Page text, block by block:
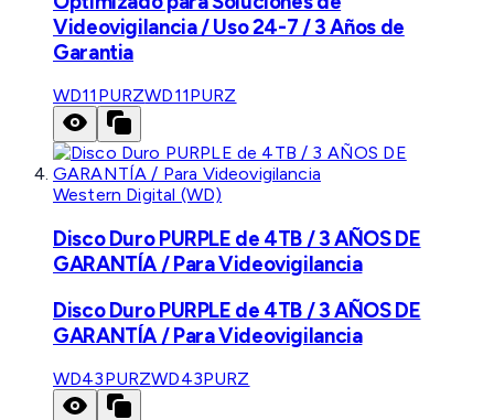
Videovigilancia / Uso 24-7 / 3 Años de
Garantia
WD11PURZWD11PURZ
Western Digital (WD)
Disco Duro PURPLE de 4TB / 3 AÑOS DE
GARANTÍA / Para Videovigilancia
Disco Duro PURPLE de 4TB / 3 AÑOS DE
GARANTÍA / Para Videovigilancia
WD43PURZWD43PURZ